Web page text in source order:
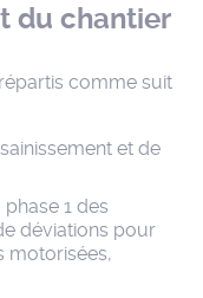
du chantier
comme suit
et de
phase 1 des
déviations pour
motorisées,